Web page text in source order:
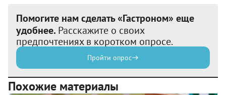
Помогите нам сделать «Гастроном» еще
удобнее. Расскажите о своих
предпочтениях в коротком опросе.
Пройти опрос
Похожие материалы